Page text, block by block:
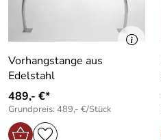
Vorhangstange aus
Edelstahl
489,- €*
Grundpreis: 489,- €/Stück